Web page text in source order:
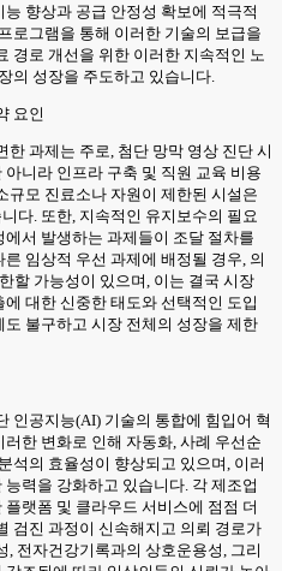
향상과 공급 안정성 확보에 적극적
로그램을 통해 이러한 기술의 보급을
경로 개선을 위한 이러한 지속적인 노
의 성장을 주도하고 있습니다.
요인
과제는 주로, 첨단 망막 영상 진단 시
니라 인프라 구축 및 직원 교육 비용
규모 진료소나 자원이 제한된 시설은
다. 또한, 지속적인 유지보수의 필요
서 발생하는 과제들이 조달 절차를
임상적 우선 과제에 배정될 경우, 의
할 가능성이 있으며, 이는 결국 시장
대한 신중한 태도와 선택적인 도입
불구하고 시장 전체의 성장을 제한
인공지능(AI) 기술의 통합에 힘입어 혁
한 변화로 인해 자동화, 사례 우선순
석의 효율성이 향상되고 있으며, 이러
력을 강화하고 있습니다. 각 제조업
랫폼 및 클라우드 서비스에 점점 더
검진 과정이 신속해지고 의뢰 경로가
, 전자건강기록과의 상호운용성, 그리